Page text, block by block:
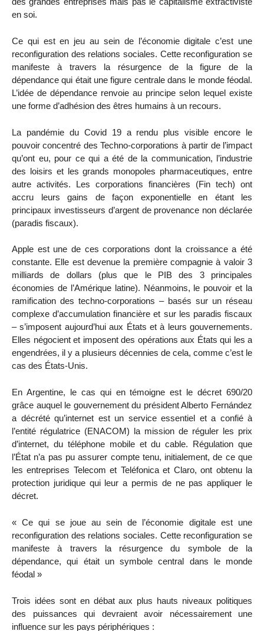
en soi.
Ce qui est en jeu au sein de l’économie digitale c’est une
reconfiguration des relations sociales. Cette reconfiguration se
manifeste à travers la résurgence de la figure de la
dépendance qui était une figure centrale dans le monde féodal.
L’idée de dépendance renvoie au principe selon lequel existe
une forme d’adhésion des êtres humains à un recours.
La pandémie du Covid 19 a rendu plus visible encore le
pouvoir concentré des Techno-corporations à partir de l’impact
qu’ont eu, pour ce qui a été de la communication, l’industrie
des loisirs et les grands monopoles pharmaceutiques, entre
autre activités. Les corporations financières (Fin tech) ont
accru leurs gains de façon exponentielle en étant les
principaux investisseurs d’argent de provenance non déclarée
(paradis fiscaux).
Apple est une de ces corporations dont la croissance a été
constante. Elle est devenue la première compagnie à valoir 3
milliards de dollars (plus que le PIB des 3 principales
économies de l’Amérique latine). Néanmoins, le pouvoir et la
ramification des techno-corporations – basés sur un réseau
complexe d’accumulation financière et sur les paradis fiscaux
– s’imposent aujourd’hui aux États et à leurs gouvernements.
Elles négocient et imposent des opérations aux États qui les a
engendrées, il y a plusieurs décennies de cela, comme c’est le
cas des États-Unis.
En Argentine, le cas qui en témoigne est le décret 690/20
grâce auquel le gouvernement du président Alberto Fernández
a décrété qu’internet est un service essentiel et a confié à
l’entité régulatrice (ENACOM) la mission de réguler les prix
d’internet, du téléphone mobile et du cable. Régulation que
l’État n’a pas pu assurer compte tenu, initialement, de ce que
les entreprises Telecom et Teléfonica et Claro, ont obtenu la
protection juridique qui leur a permis de ne pas appliquer le
décret.
« Ce qui se joue au sein de l’économie digitale est une
reconfiguration des relations sociales. Cette reconfiguration se
manifeste à travers la résurgence du symbole de la
dépendance, qui était un symbole central dans le monde
féodal »
Trois idées sont en débat aux plus hauts niveaux politiques
des puissances qui devraient avoir nécessairement une
influence sur les pays périphériques :